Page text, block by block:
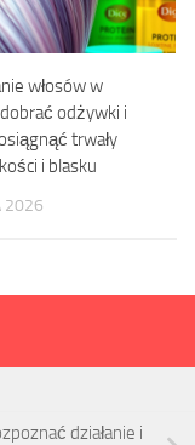
włosów w
odżywki i
trwały
i blasku
2026
działanie i